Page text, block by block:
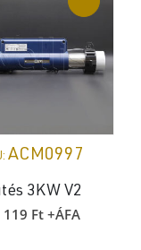
ACM0997
3KW V2
119 Ft +ÁFA